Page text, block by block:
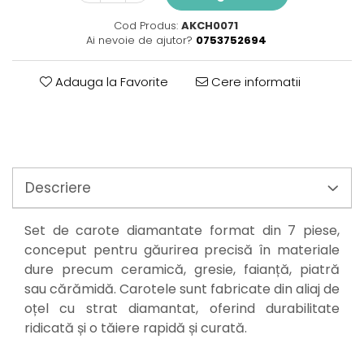
Pistol pentru vopsit
Hidrofoare
Presostate/Regulatoare de
Rindele electrice
Accesorii rindele
Scule electrice
Accesorii pentru polizor
Accesorii scule electrice
Compresoare aer
Fierastrau sabie
Fierăstrău circular
Cod Produs: AKCH0071
Ai nevoie de ajutor? 0753752694
Adauga la Favorite Cere informatii
Descriere
Set de carote diamantate format din 7 piese,
conceput pentru găurirea precisă în materiale
dure precum ceramică, gresie, faianță, piatră
sau cărămidă. Carotele sunt fabricate din aliaj de
oțel cu strat diamantat, oferind durabilitate
ridicată și o tăiere rapidă și curată.